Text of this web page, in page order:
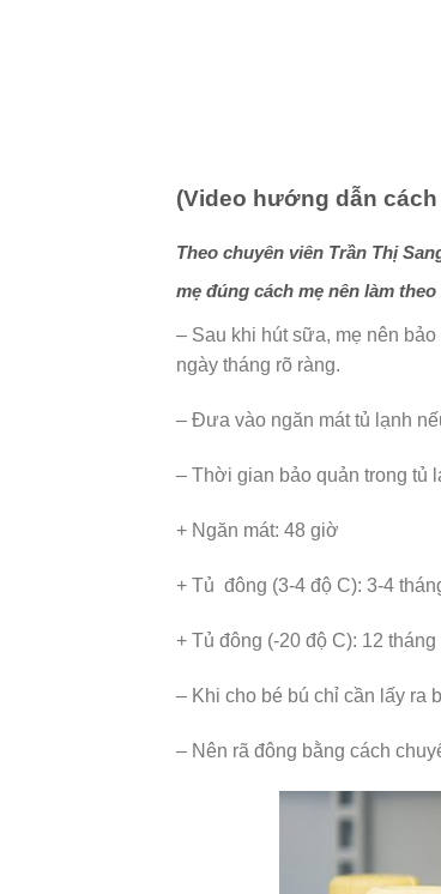
(Video hướng dẫn
Theo chuyên viên Trần Thị
mẹ đúng cách mẹ nên làm
– Sau khi hút sữa, mẹ nên
ngày tháng rõ ràng.
– Đưa vào ngăn mát tủ lạnh
– Thời gian bảo quản trong tủ
+ Ngăn mát: 48 giờ
+ Tủ đông (3-4 độ C): 3-4
+ Tủ đông (-20 độ C): 12 tháng
– Khi cho bé bú chỉ cần lấy ra
– Nên rã đông bằng cách